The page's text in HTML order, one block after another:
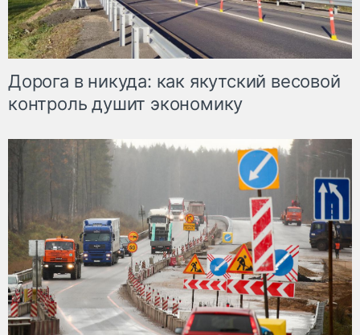
Дорога в никуда: как якутский весовой
контроль душит экономику